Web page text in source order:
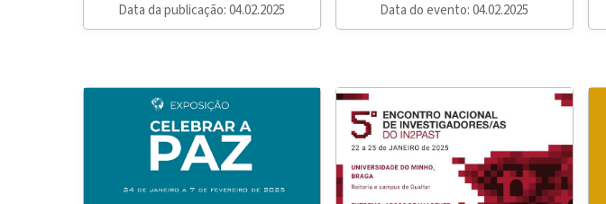
Data da publicação: 04.02.2025 Data do evento: 04.02.2025